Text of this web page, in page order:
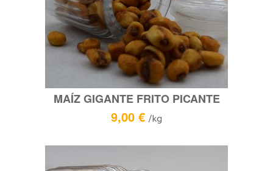
MAÍZ GIGANTE FRITO PICANTE
9,00 € /kg